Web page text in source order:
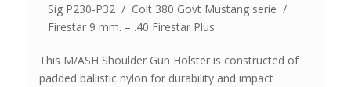
Sig P230-P32 / Colt 380 Govt Mustang serie /
Firestar 9 mm. – .40 Firestar Plus
This M/ASH Shoulder Gun Holster is constructed of
padded ballistic nylon for durability and impact